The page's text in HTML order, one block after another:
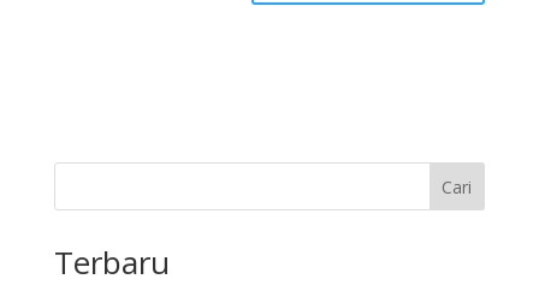
Cari
Terbaru